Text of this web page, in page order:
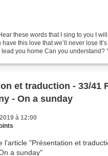
these words that I sing to you I will
this love that we’ll never lose
lead you home Can you understand?
et traduction - 33/41
- On a sunday
à 12:00